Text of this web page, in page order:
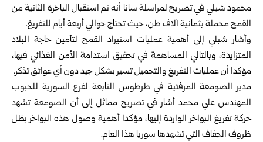
محمود شبلي في تصريح لمراسلة سانا أنه تم استقبال الباخرة الثانية من
القمح محملة بثمانية آلاف طن، حيث تحتاج حوالي أربعة أيام للتفريغ.
وأشار شبلي إلى أهمية عمليات استيراد القمح لتأمين حاجة البلاد
المتزايدة، وبالتالي المساهمة في تحقيق استدامة الأمن الغذائي فيها،
مؤكدا أن عمليات التفريغ والتحميل تسير بشكل جيد دون أي عوائق تذكر.
مدير الصومعة المرفئية في طرطوس التابعة لفرع السورية للحبوب
المهندس علي محمد أشار في تصريح مماثل إلى أن الصومعة تشهد
حركة تفريغ البواخر الواردة إليها، مؤكدا أهمية وصول هذه البواخر بظل
ظروف الجفاف التي تشهدها سوريا هذا العام.